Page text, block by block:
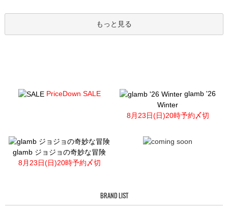
もっと見る
PriceDown SALE
glamb '26
Winter
8月23日(日)20時予約〆切
glamb ジョジョの奇妙な冒険
8月23日(日)20時予約〆切
BRAND LIST